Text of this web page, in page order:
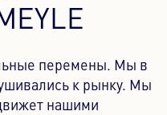
перемены. Мы в
к рынку. Мы
нашими